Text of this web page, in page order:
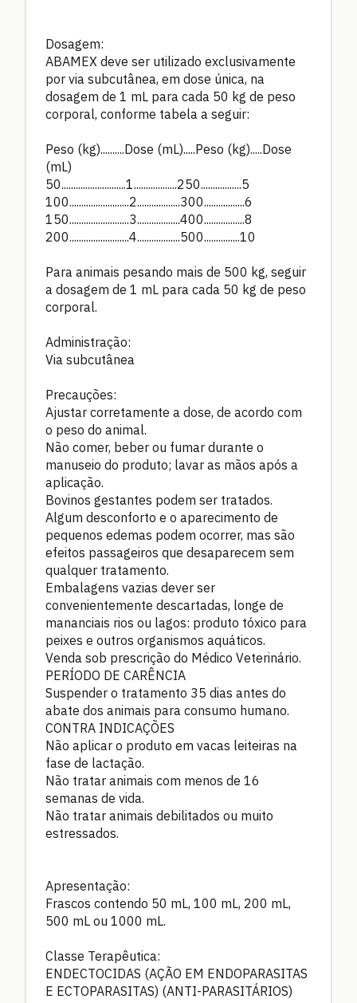
Dosagem:
ABAMEX deve ser utilizado exclusivamente
por via subcutânea, em dose única, na
dosagem de 1 mL para cada 50 kg de peso
corporal, conforme tabela a seguir:
Peso (kg)..........Dose (mL).....Peso (kg).....Dose
(mL)
50...........................1..................250.................5
100.........................2..................300.................6
150.........................3..................400.................8
200.........................4..................500...............10
Para animais pesando mais de 500 kg, seguir
a dosagem de 1 mL para cada 50 kg de peso
corporal.
Administração:
Via subcutânea
Precauções:
Ajustar corretamente a dose, de acordo com
o peso do animal.
Não comer, beber ou fumar durante o
manuseio do produto; lavar as mãos após a
aplicação.
Bovinos gestantes podem ser tratados.
Algum desconforto e o aparecimento de
pequenos edemas podem ocorrer, mas são
efeitos passageiros que desaparecem sem
qualquer tratamento.
Embalagens vazias dever ser
convenientemente descartadas, longe de
mananciais rios ou lagos: produto tóxico para
peixes e outros organismos aquáticos.
Venda sob prescrição do Médico Veterinário.
PERÍODO DE CARÊNCIA
Suspender o tratamento 35 dias antes do
abate dos animais para consumo humano.
CONTRA INDICAÇÕES
Não aplicar o produto em vacas leiteiras na
fase de lactação.
Não tratar animais com menos de 16
semanas de vida.
Não tratar animais debilitados ou muito
estressados.
Apresentação:
Frascos contendo 50 mL, 100 mL, 200 mL,
500 mL ou 1000 mL.
Classe Terapêutica:
ENDECTOCIDAS (AÇÃO EM ENDOPARASITAS
E ECTOPARASITAS) (ANTI-PARASITÁRIOS)